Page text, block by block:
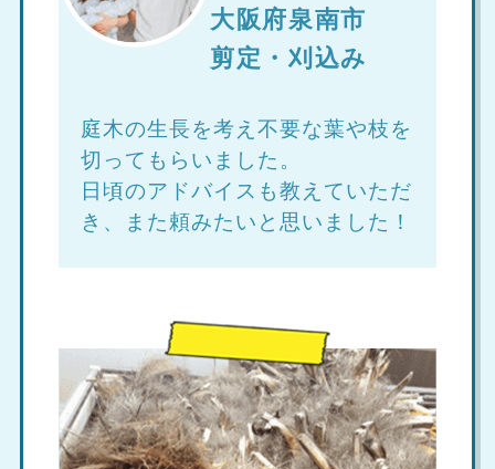
大阪府泉南市
剪定・刈込み
庭木の生長を考え不要な葉や枝を
切ってもらいました。
日頃のアドバイスも教えていただ
き、また頼みたいと思いました！